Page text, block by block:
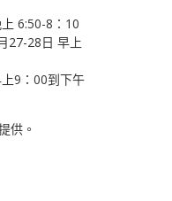
6:50-8：10
27-28日 早上
9：00到下午
供。